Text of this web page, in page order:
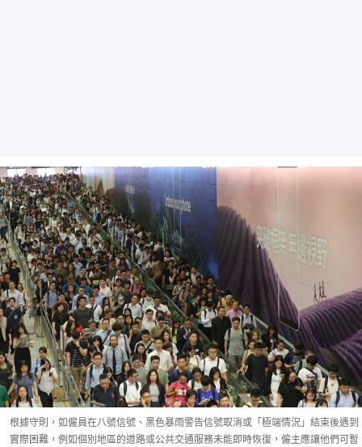
根據守則，如僱員在八號信號、黑色暴雨警告信號取消或「極端情況」結束後遇到
實際困難，例如個別地區的道路或公共交通服務未能即時恢復，僱主應讓他們可暫